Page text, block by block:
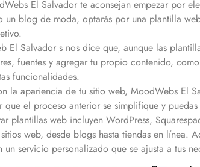
El Salvador te aconsejan empezar por
blog de moda, optarás por una plantilla
El Salvador s nos dice que, aunque las
fuentes y agregar tu propio contenido,
funcionalidades.
la apariencia de tu sitio web, MoodWebs El
el proceso anterior se simplifique y
plantillas web incluyen WordPress,
web, desde blogs hasta tiendas en línea.
servicio personalizado que se ajusta a tus